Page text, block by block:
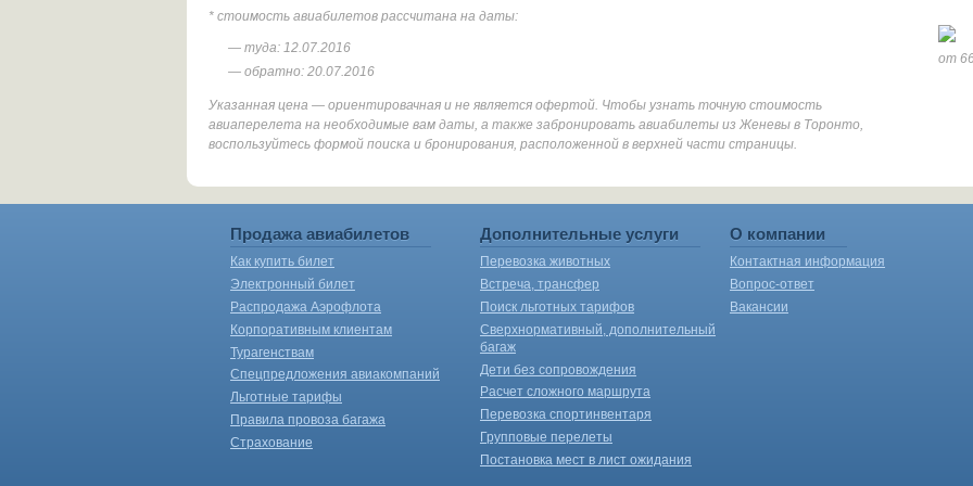
* стоимость авиабилетов рассчитана на даты:
— туда: 12.07.2016
— обратно: 20.07.2016
Указанная цена — ориентировачная и не является офертой. Чтобы узнать точную стоимость
авиаперелета на необходимые вам даты, а также забронировать авиабилеты из Женевы в Торонто,
воспользуйтесь формой поиска и бронирования, расположенной в верхней части страницы.
от
Продажа авиабилетов
Как купить билет
Электронный билет
Распродажа Аэрофлота
Корпоративным клиентам
Турагенствам
Спецпредложения авиакомпаний
Льготные тарифы
Правила провоза багажа
Страхование
Дополнительные услуги
Перевозка животных
Встреча, трансфер
Поиск льготных тарифов
Сверхнормативный, дополнительный
багаж
Дети без сопровождения
Расчет сложного маршрута
Перевозка спортинвентаря
Групповые перелеты
Постановка мест в лист ожидания
О компании
Контактная информация
Вопрос-ответ
Вакансии